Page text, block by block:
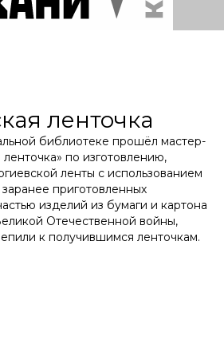
ленточка
библиотеке прошёл мастер-
ленточка» по изготовлению,
ленты с использованием
приготовленных
изделий из бумаги и картона
Отечественной войны,
к получившимся ленточкам.